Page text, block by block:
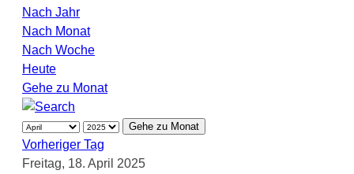
Nach Jahr
Nach Monat
Nach Woche
Heute
Gehe zu Monat
Gehe zu Monat
Vorheriger Tag
Freitag, 18. April 2025